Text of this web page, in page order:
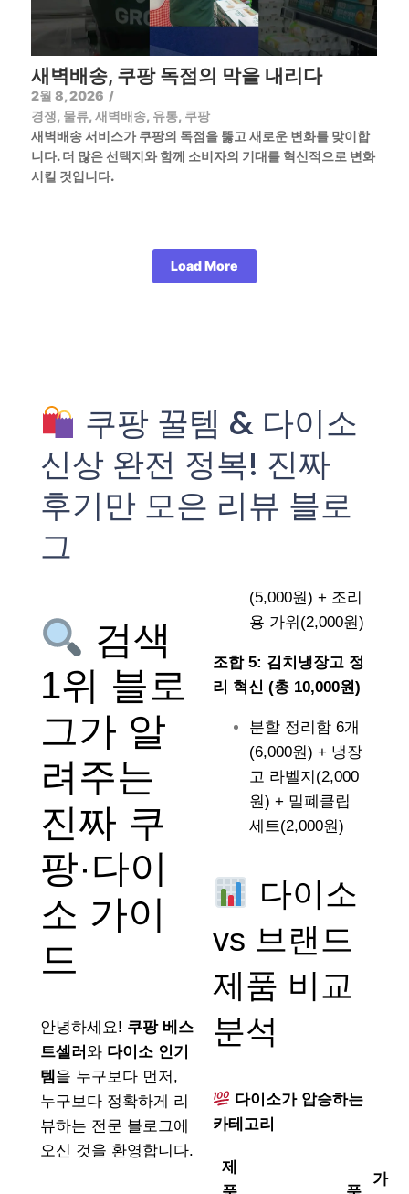
새벽배송, 쿠팡 독점의 막을 내리다
2월 8, 2026 /
경쟁, 물류, 새벽배송, 유통, 쿠팡
새벽배송 서비스가 쿠팡의 독점을 뚫고 새로운 변화를 맞이합
니다. 더 많은 선택지와 함께 소비자의 기대를 혁신적으로 변화
시킬 것입니다.
Load More
쿠팡 꿀템 & 다이소
신상 완전 정복! 진짜
후기만 모은 리뷰 블로
그
검색
1위 블로
그가 알
려주는
진짜 쿠
팡·다이
소 가이
드
안녕하세요! 쿠팡 베스
트셀러 와 다이소 인기
템 을 누구보다 먼저,
누구보다 정확하게 리
뷰하는 전문 블로그에
오신 것을 환영합니다.
(5,000원) + 조리
용 가위(2,000원)
조합 5: 김치냉장고 정
리 혁신 (총 10,000원)
분할 정리함 6개
(6,000원) + 냉장
고 라벨지(2,000
원) + 밀폐클립
세트(2,000원)
다이소
vs 브랜드
제품 비교
분석
다이소가 압승하는
카테고리
제
가